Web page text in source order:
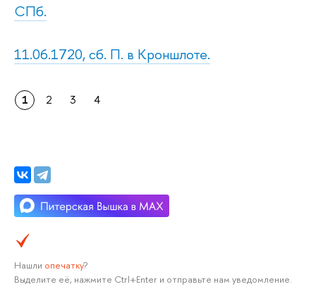
СПб.
11.06.1720, сб. П. в Кроншлоте.
1 2 3 4
Нашли опечатку?
Выделите её, нажмите Ctrl+Enter и отправьте нам уведомление.